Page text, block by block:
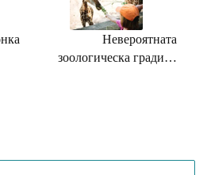
Невероятната
зоологическа градина